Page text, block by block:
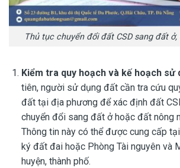
Thủ tục chuyển đổi đất CSD sang đất
Kiểm tra quy hoạch và kế hoạch sử
tiên, người sử dụng đất cần tra cứu
đất tại địa phương để xác định đất
chuyển đổi sang đất ở hoặc đất nông
Thông tin này có thể được cung cấp
ký đất đai hoặc Phòng Tài nguyên và
huyện, thành phố.